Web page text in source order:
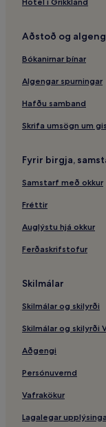
Þorpið – hótel
Akureyri – hótel
Oddeyrin – hótel
Hótel með
Fjölskylduhótel –
Akureyri – hótel í
Leirhnjúkur –
Svalbarðseyri –
Gistiheimili –
Hals – hótel
St. Peter's
Súlur – hótel í
Hrafnagil – hótel
Nonnahús – hótel
Hlíðarfjall
Gistiheimili –
Hótel með
Aðstoð og
Bókanirnar þínar
Algengar spurningar
Hafðu samband
Skrifa umsögn um
Fyrir birgja,
Samstarf með okkur
Fréttir
Auglýstu hjá okkur
Ferðaskrifstofur
Skilmálar
Skilmálar og skilyrði
Skilmálar og skilyrði
Aðgengi
Persónuvernd
Vafrakökur
Lagalegar